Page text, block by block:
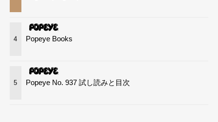
4 Popeye Books
5 Popeye No. 937 試し読みと目次